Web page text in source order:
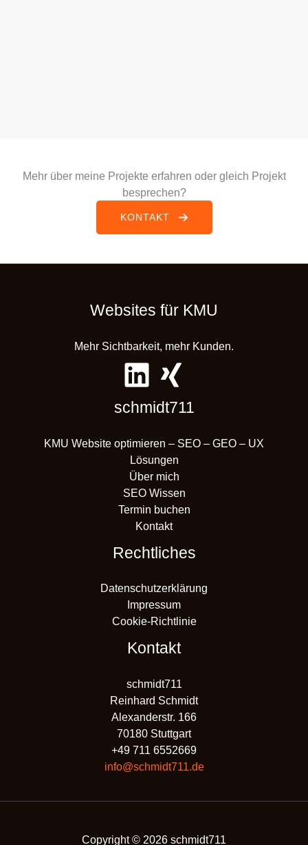
Mehr über meine Projekte erfahren oder gleich Projekt
besprechen?
KONTAKT
Websites für KMU
Mehr Sichtbarkeit, mehr Kunden.
schmidt711
KMU Website optimieren – SEO – GEO – UX
Lösungen
Über mich
SEO Wissen
Termin buchen
Kontakt
Rechtliches
Datenschutzerklärung
Impressum
Cookie-Richtlinie
Kontakt
schmidt711
Reinhard Schmidt
Alexanderstr. 166
70180 Stuttgart
+49 711 6552669
info@schmidt711.de
Copyright © 2026 schmidt711